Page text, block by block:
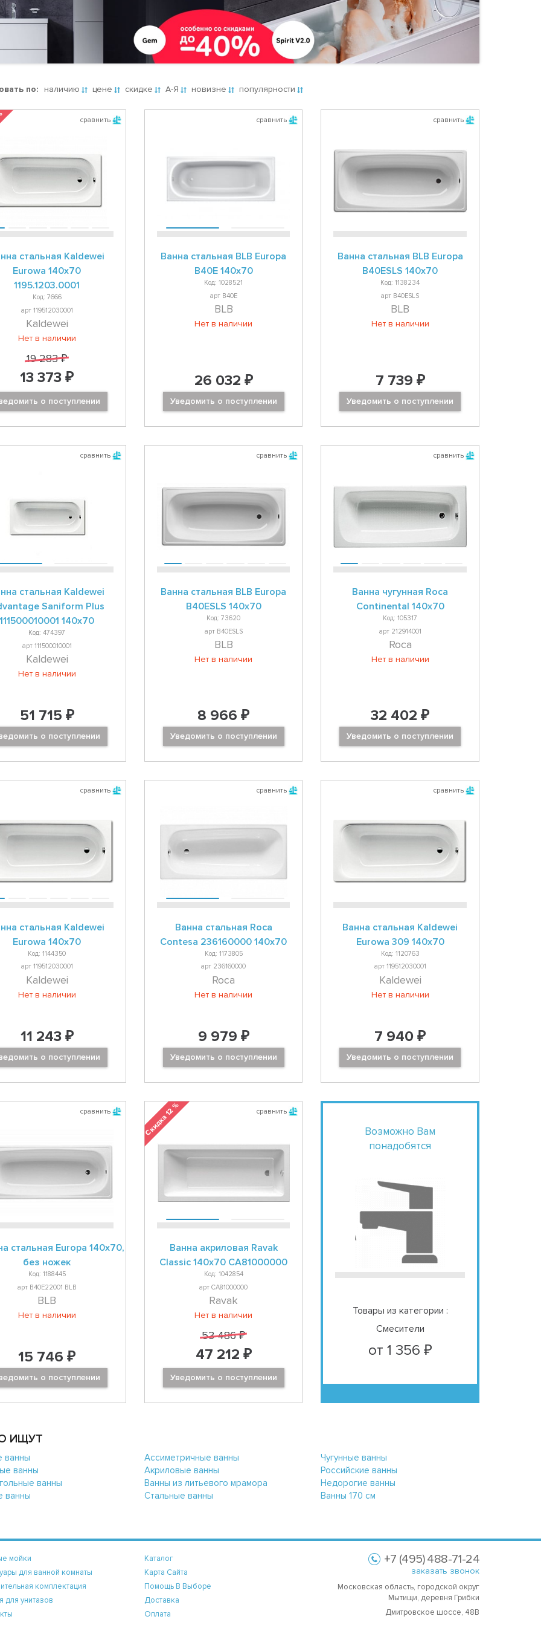
по: наличию цене скидке А-Я новизне популярности
сравнить
стальная Kaldewei
Eurowa 140х70
1195.1203.0001
Код: 7666
арт 119512030001
Kaldewei
Нет в наличии
19 283 ₽
13 373 ₽
о поступлении
сравнить
Ванна стальная BLB Europa
B40E 140x70
Код: 1028521
арт B40E
BLB
Нет в наличии
26 032 ₽
Уведомить о поступлении
сравнить
Ванна стальная BLB Europa
B40ESLS 140x70
Код: 1138234
арт B40ESLS
BLB
Нет в наличии
7 739 ₽
Уведомить о поступлении
сравнить
стальная Kaldewei
Saniform Plus
111500010001 140x70
Код: 474397
арт 111500010001
Kaldewei
Нет в наличии
51 715 ₽
о поступлении
сравнить
Ванна стальная BLB Europa
B40ESLS 140x70
Код: 73620
арт B40ESLS
BLB
Нет в наличии
8 966 ₽
Уведомить о поступлении
сравнить
Ванна чугунная Roca
Continental 140х70
Код: 105317
арт 212914001
Roca
Нет в наличии
32 402 ₽
Уведомить о поступлении
сравнить
стальная Kaldewei
Eurowa 140x70
Код: 1144350
арт 119512030001
Kaldewei
Нет в наличии
11 243 ₽
о поступлении
сравнить
Ванна стальная Roca
Contesa 236160000 140x70
Код: 1173805
арт 236160000
Roca
Нет в наличии
9 979 ₽
Уведомить о поступлении
сравнить
Ванна стальная Kaldewei
Eurowa 309 140x70
Код: 1120763
арт 119512030001
Kaldewei
Нет в наличии
7 940 ₽
Уведомить о поступлении
сравнить
стальная Europa 140х70,
без ножек
Код: 1188445
арт B40E22001 BLB
BLB
Нет в наличии
15 746 ₽
о поступлении
сравнить
Скидка 12 %
Ванна акриловая Ravak
Classic 140х70 CA81000000
Код: 1042854
арт CA81000000
Ravak
Нет в наличии
53 486 ₽
47 212 ₽
Уведомить о поступлении
Возможно Вам
понадобятся
Товары из категории :
Смесители
от 1 356 ₽
ИЩУТ
ванны
ванны
ванны
ванны
Ассиметричные ванны
Акриловые ванны
Ванны из литьевого мрамора
Стальные ванны
Чугунные ванны
Российские ванны
Недорогие ванны
Ванны 170 см
мойки
для ванной комнаты
комплектация
для унитазов
Каталог
Карта Сайта
Помощь В Выборе
Доставка
Оплата
+7 (495) 488-71-24
заказать звонок
Московская область, городской округ
Мытищи, деревня Грибки
Дмитровское шоссе, 48В